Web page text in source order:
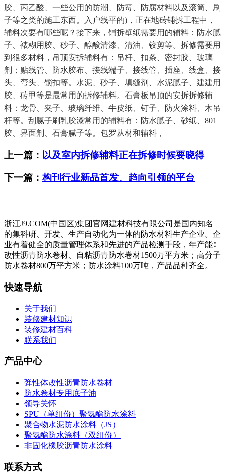
胶、丙乙酸、一些公用的防潮、防霉、防腐材料以及滚筒、刷
子等之类的施工东西。入户线平的)，正在地砖铺拆工程中，
辅料次要有哪些呢？接下来，铺拆壁纸需要用的辅料：防水腻
子、裱糊用胶、砂子、醇酸清漆、清油、铰剪等。拆修需要用
到很多材料，吊顶安拆辅料有：吊杆、扣条、密封胶、玻璃
剂；贴线管、防水胶布、接线端子、接线管、插座、线盒、接
头、弯头、锁扣等。水泥、砂子、填缝剂、水泥腻子、建建用
胶、砖甲等是最常用的拆修辅料。石膏板吊顶的安拆拆修辅
料：龙骨、夹子、玻璃纤维、牛皮纸、钉子、防火涂料、木吊
杆等。刮腻子刷乳胶漆常用的辅料有：防水腻子、砂纸、801
胶、界面剂、石膏腻子等。包罗从材和辅料，
上一篇： 以及室内拆修辅料正在拆修时候要晓得
下一篇：构刊行业新品首发、趋向引领的平台
浙江J9.COM(中国区)集团官网建材科技有限公司是国内知名
的集科研、开发、生产自动化为一体的防水材料生产企业。企
业有着健全的质量管理体系和先进的产品检测手段，年产能∶
改性沥青防水卷材、自粘沥青防水卷材1500万平方米；高分子
防水卷材800万平方米；防水涂料100万吨，产品品种齐全。
快速导航
关于我们
装修建材知识
装修建材百科
联系我们
产品中心
弹性体改性沥青防水卷材
防水卷材专用底子油
领导关怀
SPU（单组份）聚氨酯防水涂料
聚合物水泥防水涂料（JS）
聚氨酯防水涂料（双组份）
非固化橡胶沥青防水涂料
联系方式